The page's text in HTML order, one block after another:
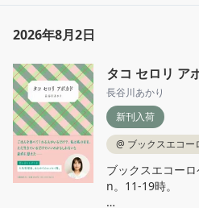
2026年8月2日
タコ セロリ ア
長谷川あかり
新刊入荷
@ ブックスエコー
ブックスエコー
n。11‐19時。